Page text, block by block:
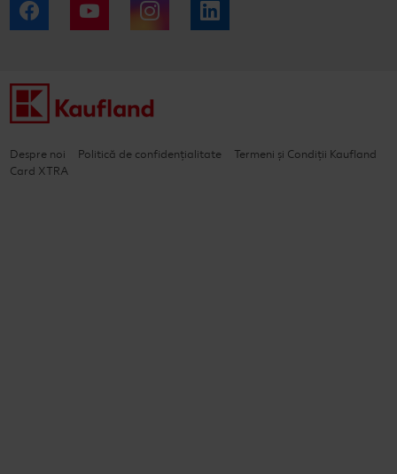
Facebook YouTube Instagram
Despre noi Politică de confidențialitate
Termeni și Condiții Kaufland
Card XTRA